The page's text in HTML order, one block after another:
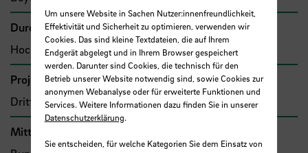
Durchführende Organisation
Hochschule Bremen, Fakultät 5
Projekttyp
Drittmittelprojekt (Zuwendung)
Mittel- bzw. Auftragsgeber
Um unsere Website in Sachen Nutzer:innenfreundlichkeit,
Effektivität und Sicherheit zu optimieren, verwenden wir
Cookies. Das sind kleine Textdateien, die auf Ihrem
Endgerät abgelegt und in Ihrem Browser gespeichert
werden. Darunter sind Cookies, die technisch für den
Betrieb unserer Website notwendig sind, sowie Cookies zur
anonymen Webanalyse oder für erweiterte Funktionen und
Services. Weitere Informationen dazu finden Sie in unserer
Datenschutzerklärung.
Sie entscheiden, für welche Kategorien Sie dem Einsatz von